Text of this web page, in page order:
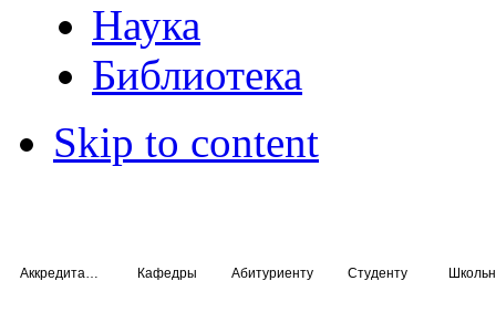
Наука
Библиотека
Skip to content
Кафедры Абитуриенту Студенту